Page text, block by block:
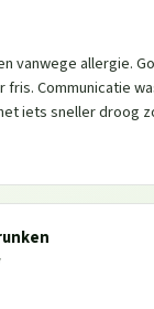
vanwege allergie.
Communicatie
iets sneller droog